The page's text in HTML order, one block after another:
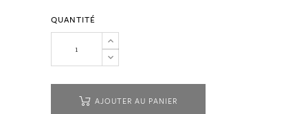
QUANTITÉ
AJOUTER AU PANIER